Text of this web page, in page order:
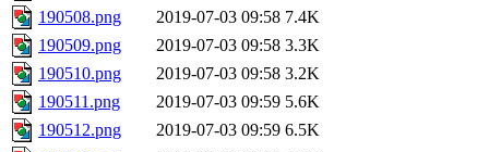
190508.png
2019-07-03 09:58 7.4K
190509.png
2019-07-03 09:58 3.3K
190510.png
2019-07-03 09:58 3.2K
190511.png
2019-07-03 09:59 5.6K
190512.png
2019-07-03 09:59 6.5K